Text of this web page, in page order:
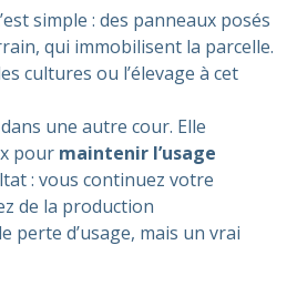
simple : des panneaux posés
qui immobilisent la parcelle.
cultures ou l’élevage à cet
une autre cour. Elle
pour maintenir l’usage
: vous continuez votre
de la production
perte d’usage, mais un vrai